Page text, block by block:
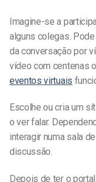
Imagine-se a
alguns colegas.
da conversação por
vídeo com centenas
eventos virtuais
Escolhe ou cria um
o ver falar.
interagir numa sala
discussão.
Depois de ter o